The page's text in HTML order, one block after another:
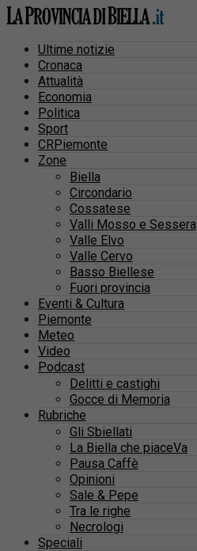
Ultime notizie
Cronaca
Attualità
Economia
Politica
Sport
CRPiemonte
Zone
Biella
Circondario
Cossatese
Valli Mosso e Sessera
Valle Elvo
Valle Cervo
Basso Biellese
Fuori provincia
Eventi & Cultura
Piemonte
Meteo
Video
Podcast
Delitti e castighi
Gocce di Memoria
Rubriche
Gli Sbiellati
La Biella che piaceVa
Pausa Caffè
Opinioni
Sale & Pepe
Tra le righe
Necrologi
Speciali